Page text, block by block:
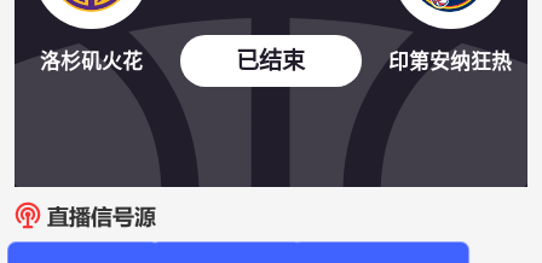
洛杉矶火花 已结束 印第安纳狂热